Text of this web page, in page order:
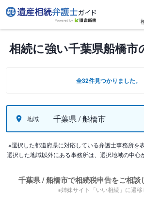
相続に強い千葉県船橋市
全32件見つかりました。
地域 千葉県 / 船橋市
※選択した都道府県に対応している弁護士事務所を
選択した地域以外にある事務所は、選択地域の中心
千葉県 / 船橋市で相続税申告をご相談
※姉妹サイト「いい相続」に遷移